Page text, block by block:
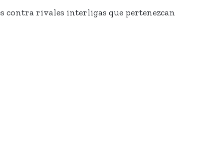
contra rivales interligas que pertenezcan